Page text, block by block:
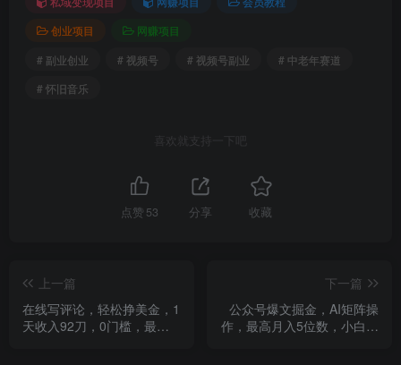
创业项目
网赚项目
# 副业创业
# 视频号 # 视频号副业
# 中老年赛道
# 怀旧音乐
喜欢就支持一下吧
点赞 53 分享 收藏
上一篇
在线写评论，轻松挣美金，1
天收入92刀，0门槛，最新
下一篇
公众号爆文掘金，AI矩阵操
作，最高月入5位数，小白可